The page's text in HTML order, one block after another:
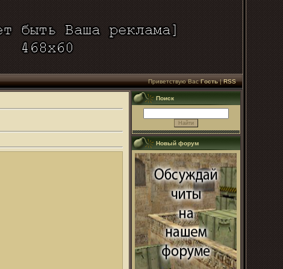
Приветствую Вас Гость|RSS
Поиск
Новый форум